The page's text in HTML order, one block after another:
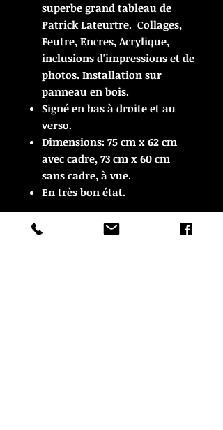
superbe grand tableau de
Patrick Lateurtre. Collages,
Feutre, Encres, Acrylique,
inclusions d'impressions et de
photos. Installation sur
panneau en bois.
Signé en bas à droite et au
verso.
Dimensions: 75 cm x 62 cm
avec cadre, 73 cm x 60 cm
sans cadre, à vue.
En très bon état.
ARTICLE VENDU